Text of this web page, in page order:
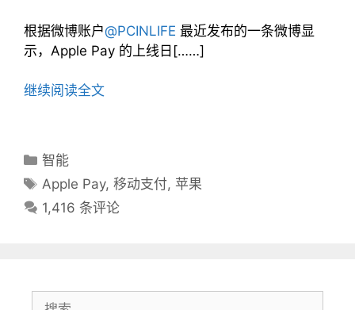
根据微博账户@PCINLIFE 最近发布的一条微博显
示，Apple Pay 的上线日[……]
继续阅读全文
分
类
目
录
智能
标
签
Apple Pay,移动支付, 苹果
1,416 条评论